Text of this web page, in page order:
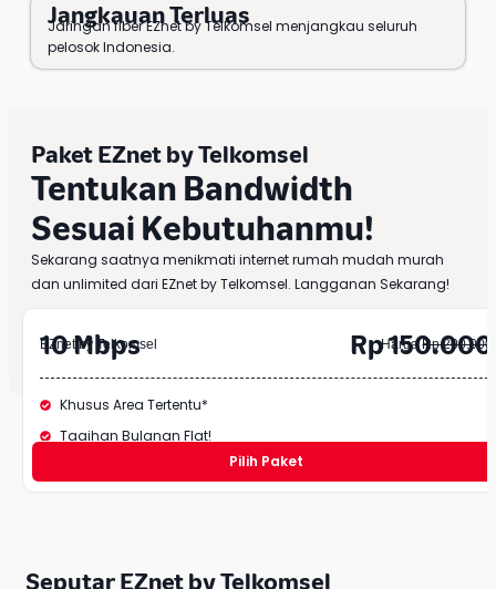
Jangkauan Terluas
Jaringan fiber EZnet by Telkomsel menjangkau seluruh
pelosok Indonesia.
Paket EZnet by Telkomsel
Tentukan Bandwidth
Sesuai Kebutuhanmu!
Sekarang saatnya menikmati internet rumah mudah murah
dan unlimited dari EZnet by Telkomsel. Langganan Sekarang!
EZnet by Telkomsel
10 Mbps HargaRp 200.000
Rp 150.000
Khusus Area Tertentu*
Tagihan Bulanan Flat!
Pilih Paket
Seputar EZnet by Telkomsel